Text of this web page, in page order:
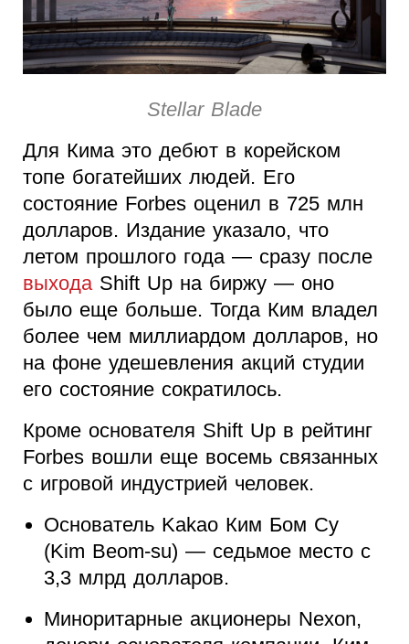
Stellar Blade
Для Кима это дебют в корейском
топе богатейших людей. Его
состояние Forbes оценил в 725 млн
долларов. Издание указало, что
летом прошлого года — сразу после
выходаShift Up на биржу — оно
было еще больше. Тогда Ким владел
более чем миллиардом долларов, но
на фоне удешевления акций студии
его состояние сократилось.
Кроме основателя Shift Up в рейтинг
Forbes вошли еще восемь связанных
с игровой индустрией человек.
Основатель Kakao Ким Бом Су
(Kim Beom-su) — седьмое место с
3,3 млрд долларов.
Миноритарные акционеры Nexon,